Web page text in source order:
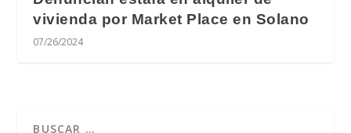
vivienda por Market Place en Solano
07/26/2024